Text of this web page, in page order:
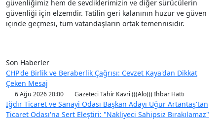
güvenliğimiz hem de sevdiklerimizin ve diğer sürücülerin
güvenliği için elzemdir. Tatilin geri kalanının huzur ve güven
içinde geçmesi, tüm vatandaşların ortak temennisidir.
Son Haberler
CHP'de Birlik ve Beraberlik Çağrısı: Cevzet Kaya'dan Dikkat
Çeken Mesaj
6 Ağu 2026 20:00 Gazeteci Tahir Kavri (((Alo))) İhbar Hattı
Iğdır Ticaret ve Sanayi Odası Başkan Adayı Uğur Artantaş'tan
Ticaret Odası'na Sert Eleştiri: "Nakliyeci Sahipsiz Bırakılamaz"